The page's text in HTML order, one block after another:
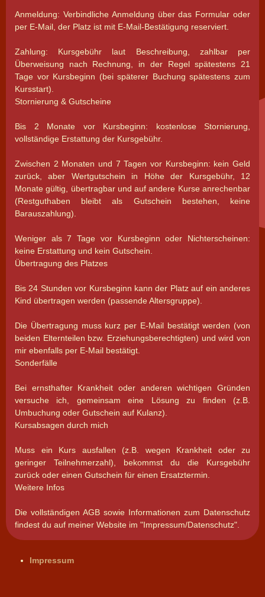
Anmeldung: Verbindliche Anmeldung über das Formular oder
per E-Mail, der Platz ist mit E-Mail-Bestätigung reserviert.
Zahlung: Kursgebühr laut Beschreibung, zahlbar per
Überweisung nach Rechnung, in der Regel spätestens 21
Tage vor Kursbeginn (bei späterer Buchung spätestens zum
Kursstart).
Stornierung & Gutscheine
Bis 2 Monate vor Kursbeginn: kostenlose Stornierung,
vollständige Erstattung der Kursgebühr.
Zwischen 2 Monaten und 7 Tagen vor Kursbeginn: kein Geld
zurück, aber Wertgutschein in Höhe der Kursgebühr, 12
Monate gültig, übertragbar und auf andere Kurse anrechenbar
(Restguthaben bleibt als Gutschein bestehen, keine
Barauszahlung).
Weniger als 7 Tage vor Kursbeginn oder Nichterscheinen:
keine Erstattung und kein Gutschein.
Übertragung des Platzes
Bis 24 Stunden vor Kursbeginn kann der Platz auf ein anderes
Kind übertragen werden (passende Altersgruppe).
Die Übertragung muss kurz per E-Mail bestätigt werden (von
beiden Elternteilen bzw. Erziehungsberechtigten) und wird von
mir ebenfalls per E-Mail bestätigt.
Sonderfälle
Bei ernsthafter Krankheit oder anderen wichtigen Gründen
versuche ich, gemeinsam eine Lösung zu finden (z.B.
Umbuchung oder Gutschein auf Kulanz).
Kursabsagen durch mich
Muss ein Kurs ausfallen (z.B. wegen Krankheit oder zu
geringer Teilnehmerzahl), bekommst du die Kursgebühr
zurück oder einen Gutschein für einen Ersatztermin.
Weitere Infos
Die vollständigen AGB sowie Informationen zum Datenschutz
findest du auf meiner Website im "Impressum/Datenschutz".
Impressum